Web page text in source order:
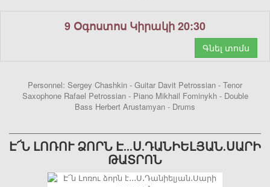
9 Օգոստոս Կիրակի 20:30
Գնել տոմս
Personnel: Sergey Chashkin - Guitar Davit Petrossian - Tenor
Saxophone Rafael Petrossian - Piano Mikhail Fominykh - Double
Bass Herbert Arustamyan - Drums
Է՜Ն ԼՈՌՈՒ ՁՈՐՆ Է․․․Ս․ԴԱՆԻԵԼՅԱՆ․ՍԱՐԻ
ԹԱՏՐՈՆ